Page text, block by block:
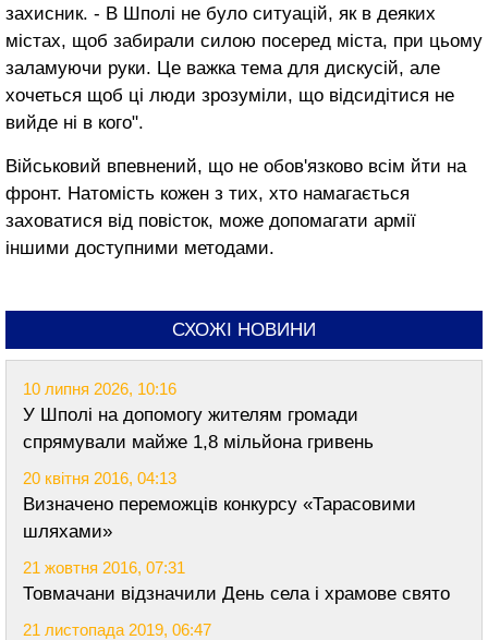
захисник. - В Шполі не було ситуацій, як в деяких
містах, щоб забирали силою посеред міста, при цьому
заламуючи руки. Це важка тема для дискусій, але
хочеться щоб ці люди зрозуміли, що відсидітися не
вийде ні в кого".
Військовий впевнений, що не обов'язково всім йти на
фронт. Натомість кожен з тих, хто намагається
заховатися від повісток, може допомагати армії
іншими доступними методами.
СХОЖІ НОВИНИ
10 липня 2026, 10:16
У Шполі на допомогу жителям громади
спрямували майже 1,8 мільйона гривень
20 квітня 2016, 04:13
Визначено переможців конкурсу «Тарасовими
шляхами»
21 жовтня 2016, 07:31
Товмачани відзначили День села і храмове свято
21 листопада 2019, 06:47